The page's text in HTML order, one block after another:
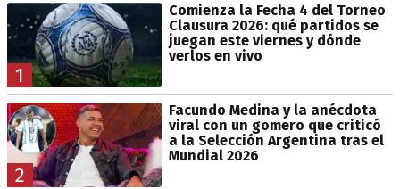
1
Comienza la Fecha 4 del Torneo
Clausura 2026: qué partidos se
juegan este viernes y dónde
verlos en vivo
2
Facundo Medina y la anécdota
viral con un gomero que criticó
a la Selección Argentina tras el
Mundial 2026